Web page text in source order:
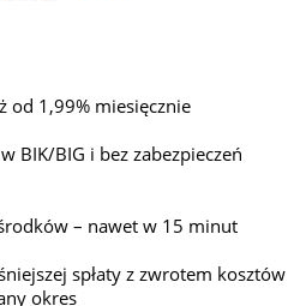
powyżej 1 mln zł, szczególnie w
im wyższa kwota, tym większe
(np. KPiR, deklaracje VAT,
konieczność posiadania stażu
6–12 miesięcy. W przypadku
finansowej limity będą niższe, a
od 1,99% miesięcznie
BIK/BIG i bez zabezpieczeń
– nawet w 15 minut
spłaty z zwrotem kosztów
okres